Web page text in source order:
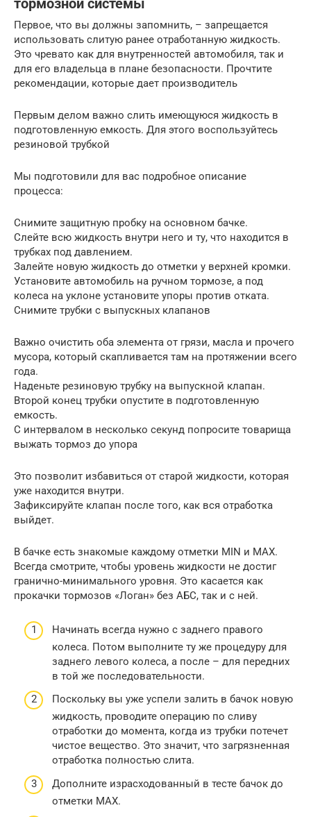
тормозной системы
Первое, что вы должны запомнить, – запрещается
использовать слитую ранее отработанную жидкость.
Это чревато как для внутренностей автомобиля, так и
для его владельца в плане безопасности. Прочтите
рекомендации, которые дает производитель
Первым делом важно слить имеющуюся жидкость в
подготовленную емкость. Для этого воспользуйтесь
резиновой трубкой
Мы подготовили для вас подробное описание
процесса:
Снимите защитную пробку на основном бачке.
Слейте всю жидкость внутри него и ту, что находится в
трубках под давлением.
Залейте новую жидкость до отметки у верхней кромки.
Установите автомобиль на ручном тормозе, а под
колеса на уклоне установите упоры против отката.
Снимите трубки с выпускных клапанов
Важно очистить оба элемента от грязи, масла и прочего
мусора, который скапливается там на протяжении всего
года.
Наденьте резиновую трубку на выпускной клапан.
Второй конец трубки опустите в подготовленную
емкость.
С интервалом в несколько секунд попросите товарища
выжать тормоз до упора
Это позволит избавиться от старой жидкости, которая
уже находится внутри.
Зафиксируйте клапан после того, как вся отработка
выйдет.
В бачке есть знакомые каждому отметки MIN и MAX.
Всегда смотрите, чтобы уровень жидкости не достиг
гранично-минимального уровня. Это касается как
прокачки тормозов «Логан» без АБС, так и с ней.
Начинать всегда нужно с заднего правого
колеса. Потом выполните ту же процедуру для
заднего левого колеса, а после – для передних
в той же последовательности.
Поскольку вы уже успели залить в бачок новую
жидкость, проводите операцию по сливу
отработки до момента, когда из трубки потечет
чистое вещество. Это значит, что загрязненная
отработка полностью слита.
Дополните израсходованный в тесте бачок до
отметки MAX.